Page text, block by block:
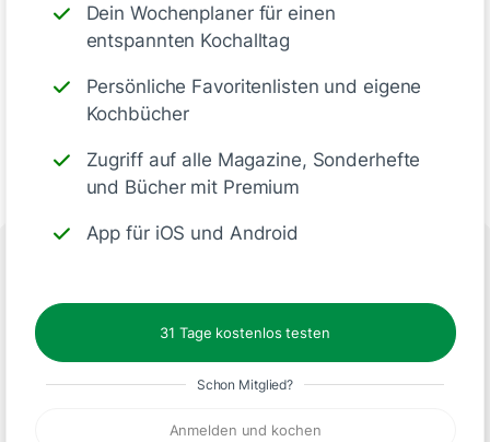
Dein Wochenplaner für einen
entspannten Kochalltag
Persönliche Favoritenlisten und eigene
Kochbücher
Zugriff auf alle Magazine, Sonderhefte
und Bücher mit Premium
App für iOS und Android
31 Tage kostenlos testen
Schon Mitglied?
Anmelden und kochen
Folge uns